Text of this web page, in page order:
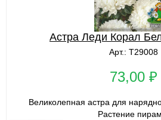
Астра Леди Корал
Арт.: Т29008
73,00 ₽
Великолепная астра для
Растение